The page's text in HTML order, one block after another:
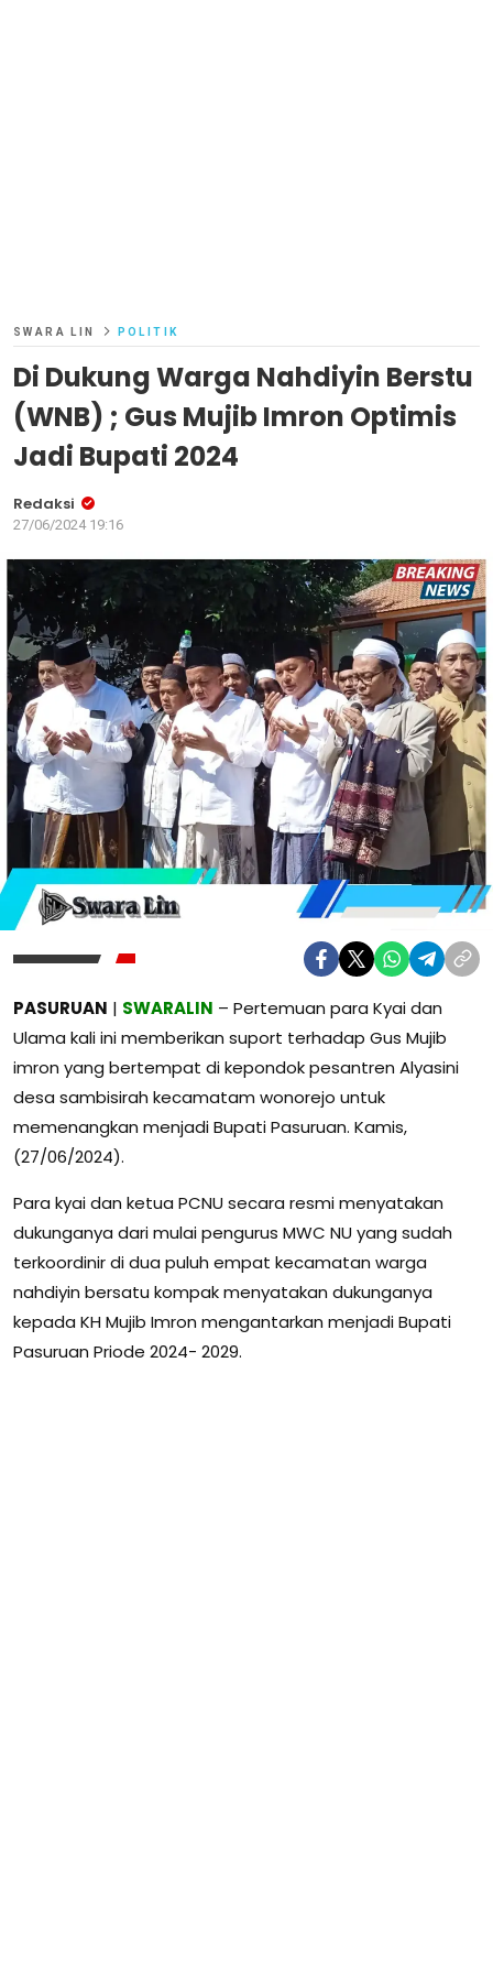
SWARA LIN POLITIK
Di Dukung Warga Nahdiyin Berstu
(WNB) ; Gus Mujib Imron Optimis
Jadi Bupati 2024
Redaksi
27/06/2024 19:16
PASURUAN | SWARALIN – Pertemuan para Kyai dan
Ulama kali ini memberikan suport terhadap Gus Mujib
imron yang bertempat di kepondok pesantren Alyasini
desa sambisirah kecamatam wonorejo untuk
memenangkan menjadi Bupati Pasuruan. Kamis,
(27/06/2024).
Para kyai dan ketua PCNU secara resmi menyatakan
dukunganya dari mulai pengurus MWC NU yang sudah
terkoordinir di dua puluh empat kecamatan warga
nahdiyin bersatu kompak menyatakan dukunganya
kepada KH Mujib Imron mengantarkan menjadi Bupati
Pasuruan Priode 2024- 2029.